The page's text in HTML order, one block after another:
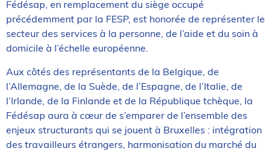
Fédésap, en remplacement du siège occupé
précédemment par la FESP, est honorée de représenter le
secteur des services à la personne, de l’aide et du soin à
domicile à l’échelle européenne.
Aux côtés des représentants de la Belgique, de
l’Allemagne, de la Suède, de l’Espagne, de l’Italie, de
l’Irlande, de la Finlande et de la République tchèque, la
Fédésap aura à cœur de s’emparer de l’ensemble des
enjeux structurants qui se jouent à Bruxelles : intégration
des travailleurs étrangers, harmonisation du marché du